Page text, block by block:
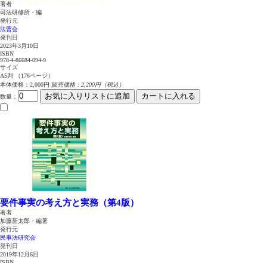
著者
司法研修所・編
発行元
法曹会
発刊日
2023年3月10日
ISBN
978-4-86684-094-9
サイズ
A5判 （176ページ）
本体価格：2,000円 販売価格：2,200円（税込）
数量 ： お気に入りリストに追加 カートに入れる
要件事実の考え方と実務（第4版）
著者
加藤新太郎・編著
発行元
民事法研究会
発刊日
2019年12月6日